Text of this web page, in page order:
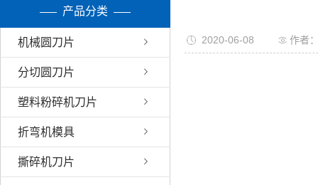
产品分类
机械圆刀片
分切圆刀片
塑料粉碎机刀片
折弯机模具
撕碎机刀片
2020-06-08 作者